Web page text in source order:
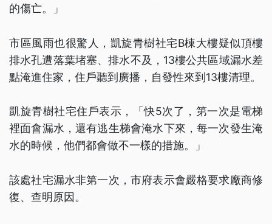
的傷亡。」
市區風雨也很驚人，凱旋青樹社宅B棟大樓疑似頂樓
排水孔遭落葉堵塞、排水不及，13樓公共區域漏水差
點淹進住家，住戶聽到廣播，自發性來到13樓清理。
凱旋青樹社宅住戶表示，「快5次了，第一次是電梯
裡面會漏水，還有逃生梯會淹水下來，每一次發生淹
水的時候，他們都會做不一樣的措施。」
該處社宅漏水非第一次，市府表示會嚴格要求廠商修
復、查明原因。